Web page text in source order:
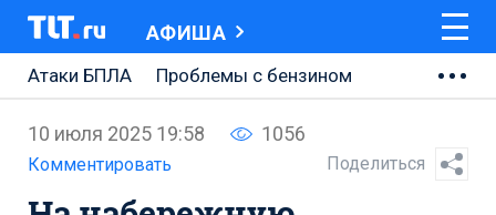
АФИША
Атаки БПЛА
Проблемы с бензином
Ремонт Центральной площади
Ремонт Обводного шоссе
10 июля 2025 19:58 1056
Комментировать Поделиться